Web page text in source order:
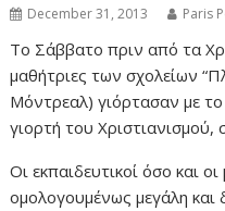
December 31, 2013 Paris
Το Σάββατο πριν από τα
μαθήτριες των σχολείων
Μόντρεαλ) γιόρτασαν με
γιορτή του
Οι εκπαιδευτικοί όσο και
ομολογουμένως μεγάλη και